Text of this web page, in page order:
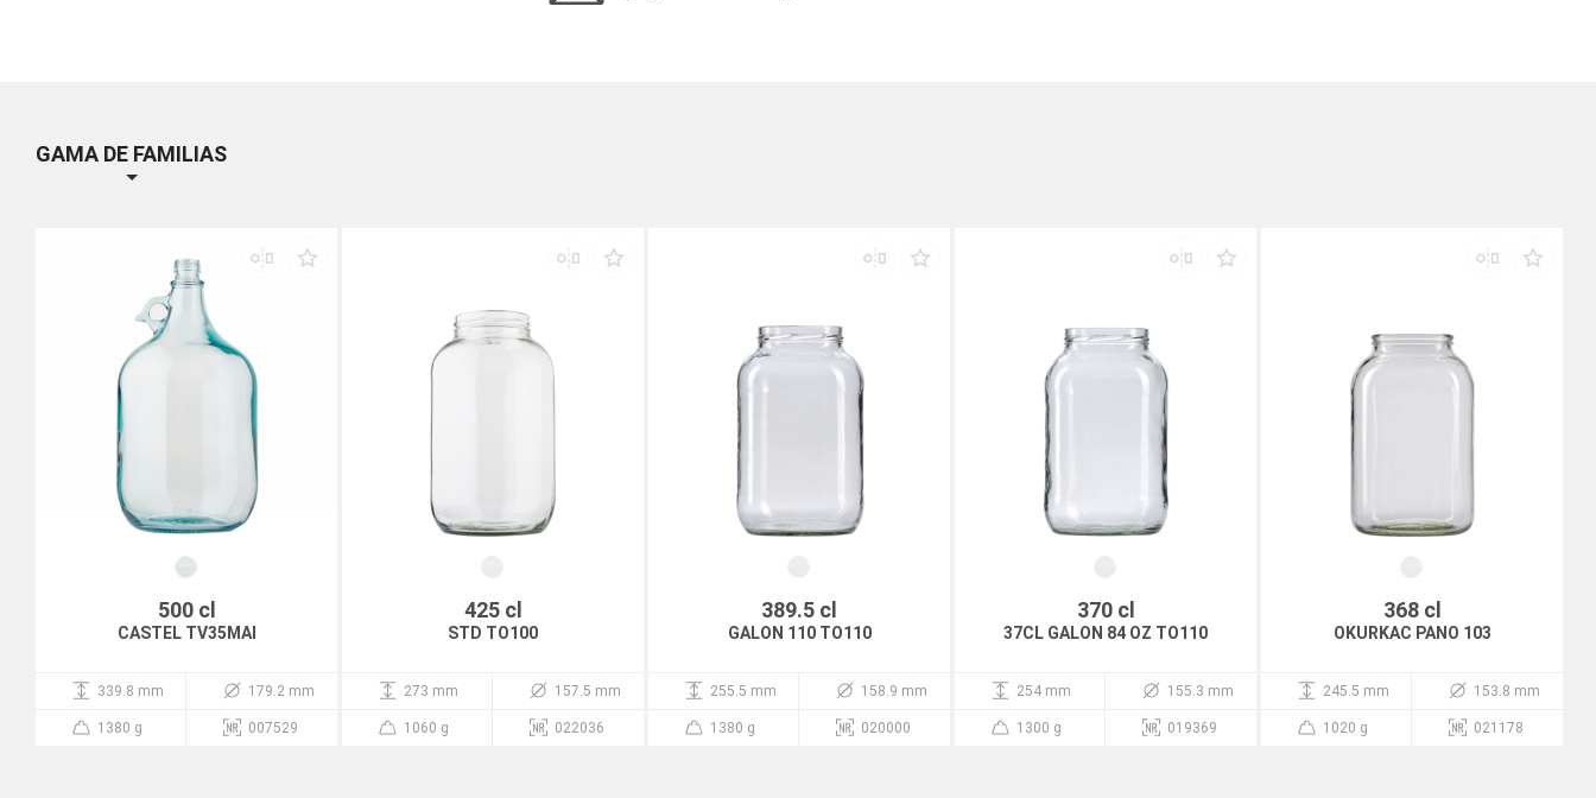
GAMA DE FAMILIAS
500 cl
CASTEL TV35MAI
339.8 mm 179.2 mm
1380 g 007529
425 cl
STD TO100
273 mm 157.5 mm
1060 g 022036
389.5 cl
GALON 110 TO110
255.5 mm 158.9 mm
1380 g 020000
370 cl
37CL GALON 84 OZ TO110
254 mm 155.3 mm
1300 g 019369
368 cl
OKURKAC PANO 103
245.5 mm 153.8 mm
1020 g 021178